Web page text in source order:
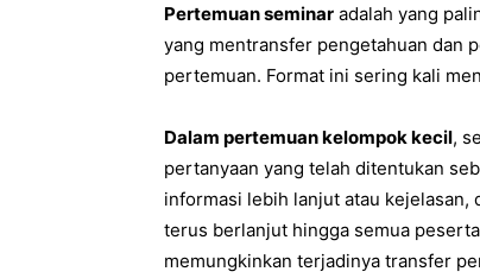
Pertemuan seminar adalah yang
yang mentransfer pengetahuan dan
pertemuan. Format ini sering kali
Dalam pertemuan kelompok kecil,
pertanyaan yang telah ditentukan
informasi lebih lanjut atau
terus berlanjut hingga semua
memungkinkan terjadinya transfer